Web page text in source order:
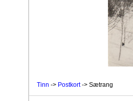
Tinn -> Postkort-> Sætrang